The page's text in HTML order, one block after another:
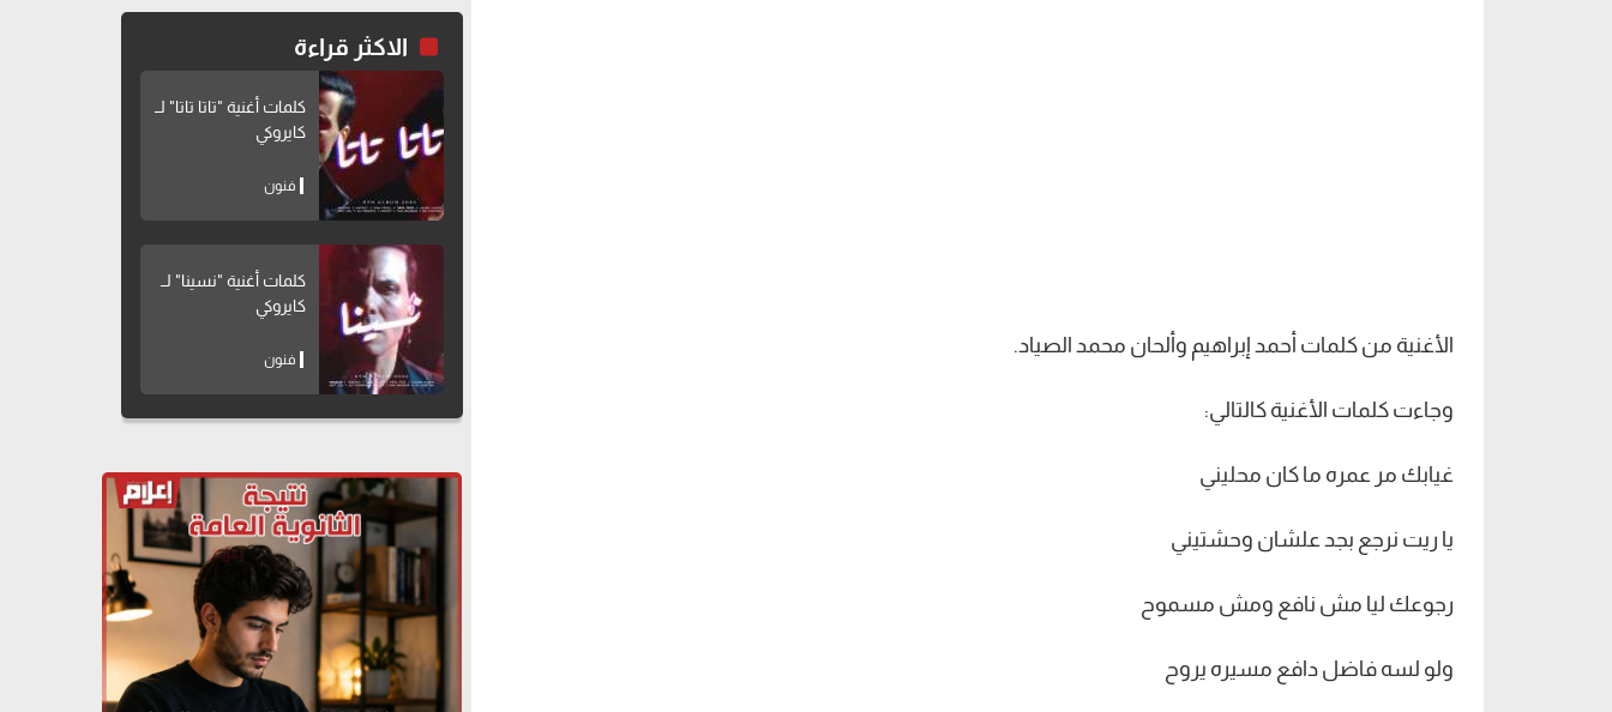
الأغنية من كلمات أحمد إبراهيم وألحان محمد الصياد.
وجاءت كلمات الأغنية كالتالي:
غيابك مر عمره ما كان محليني
يا ريت نرجع بجد علشان وحشتيني
رجوعك ليا مش نافع ومش مسموح
ولو لسه فاضل دافع مسيره يروح
الاكثر قراءة
كلمات أغنية "تاتا تاتا" لــ
كايروكي
فنون
كلمات أغنية "نسينا" لــ
كايروكي
فنون